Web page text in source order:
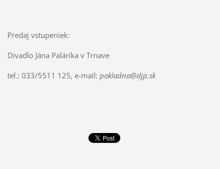
Predaj vstupeniek:
Divadlo Jána Palárika v Trnave
tel.: 033/5511 125, e-mail: pokladna@djp.sk